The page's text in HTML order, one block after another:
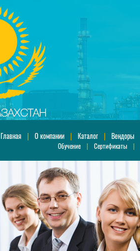
Главная| О компании| Каталог| Вендоры
Обучение | Сертификаты |